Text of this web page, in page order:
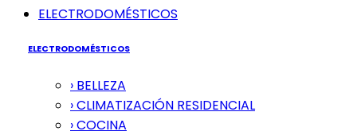
ELECTRODOMÉSTICOS
ELECTRODOMÉSTICOS
› BELLEZA
› CLIMATIZACIÓN RESIDENCIAL
› COCINA